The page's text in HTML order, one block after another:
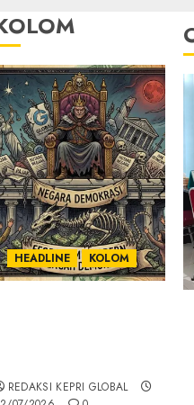
HEADLINE KOLOM
REDAKSI KEPRI GLOBAL